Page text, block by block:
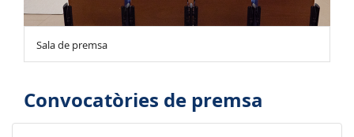
Sala de premsa
Convocatòries de premsa